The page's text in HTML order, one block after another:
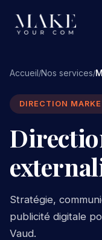
Accueil/Nos services/
DIRECTION
Stratégie,
publicité digitale
Vaud.